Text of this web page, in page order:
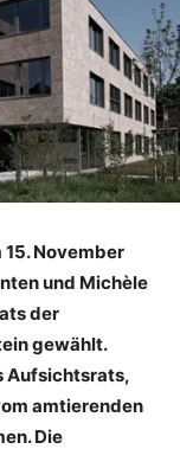
November
und Michèle
der
gewählt.
Aufsichtsrats,
amtierenden
Die